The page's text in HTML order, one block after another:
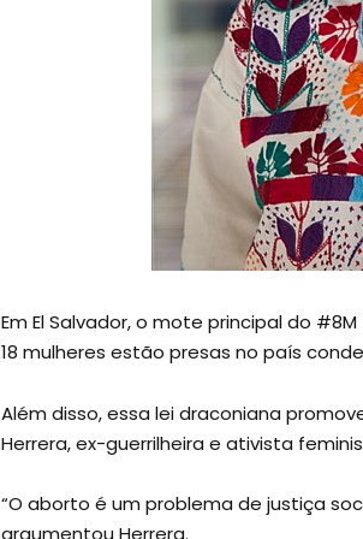
Em El Salvador, o mote principal do
18 mulheres estão presas no país
Além disso, essa lei draconiana
Herrera, ex-guerrilheira e ativista
“O aborto é um problema de justiça